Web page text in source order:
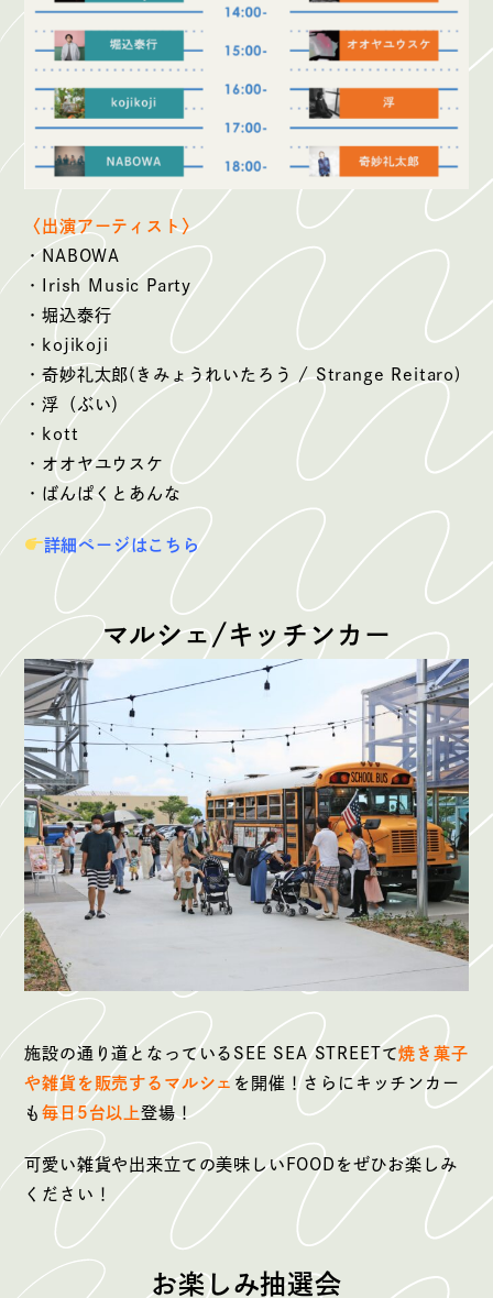
〈出演アーティスト〉
・NABOWA
・Irish Music Party
・堀込泰行
・kojikoji
・奇妙礼太郎(きみょうれいたろう / Strange Reitaro)
・浮（ぶい）
・kott
・オオヤユウスケ
・ばんぱくとあんな
詳細ページはこちら
マルシェ/ キッチンカー
施設の通り道となっているSEE SEA STREETて焼き菓子
や雑貨を販売するマルシェ を開催！さらにキッチンカー
も毎日5台以上登場！
可愛い雑貨や出来立ての美味しいFOODをぜひお楽しみ
ください！
お楽しみ抽選会